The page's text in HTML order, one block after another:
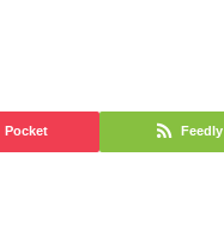
Pocket Feedly